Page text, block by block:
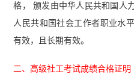
答案解析】
格， 颁发由中华人民共和国人
人民共和国社会工作者职业水
有效，且长期有效。
二、高级社工考试成绩合格证明